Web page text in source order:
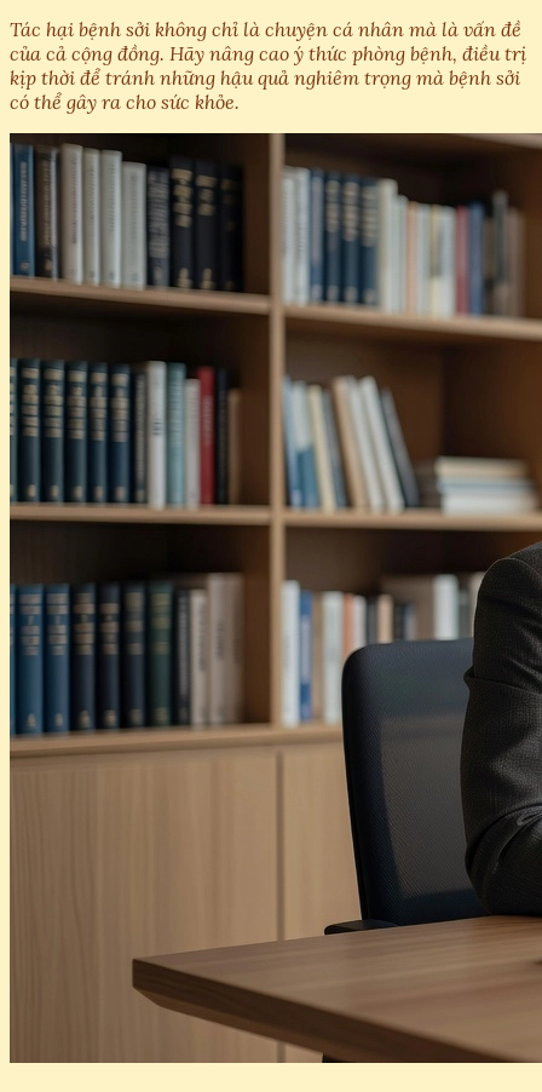
Tác hại bệnh sởi không chỉ là chuyện cá nhân mà là vấn đề
của cả cộng đồng. Hãy nâng cao ý thức phòng bệnh, điều trị
kịp thời để tránh những hậu quả nghiêm trọng mà bệnh sởi
có thể gây ra cho sức khỏe.